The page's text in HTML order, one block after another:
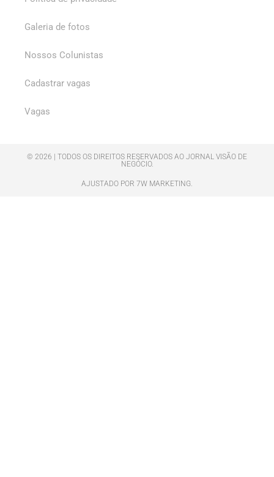
Galeria de fotos
Nossos Colunistas
Cadastrar vagas
Vagas
© 2026 | TODOS OS DIREITOS RESERVADOS AO JORNAL VISÃO DE
NEGÓCIO.
AJUSTADO POR 7W MARKETING.